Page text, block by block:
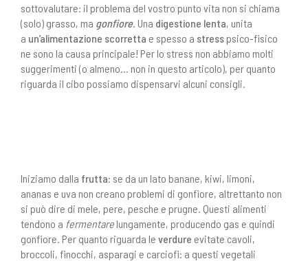
sottovalutare: il problema del vostro punto vita non si chiama
(solo) grasso, ma gonfiore. Una digestione lenta, unita
a un’alimentazione scorretta e spesso a stress psico-fisico
ne sono la causa principale! Per lo stress non abbiamo molti
suggerimenti (o almeno… non in questo articolo), per quanto
riguarda il cibo possiamo dispensarvi alcuni consigli.
Iniziamo dalla frutta: se da un lato banane, kiwi, limoni,
ananas e uva non creano problemi di gonfiore, altrettanto non
si può dire di mele, pere, pesche e prugne. Questi alimenti
tendono a fermentare lungamente, producendo gas e quindi
gonfiore. Per quanto riguarda le verdure evitate cavoli,
broccoli, finocchi, asparagi e carciofi: a questi vegetali